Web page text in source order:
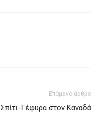
Επόμενο άρθρο
Σπίτι-Γέφυρα στον Καναδά